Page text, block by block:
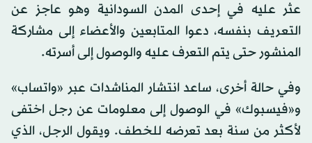
عثر عليه في إحدى المدن السودانية وهو عاجز عن
التعريف بنفسه، دعوا المتابعين والأعضاء إلى مشاركة
المنشور حتى يتم التعرف عليه والوصول إلى أسرته.
وفي حالة أخرى، ساعد انتشار المناشدات عبر «واتساب»
و«فيسبوك» في الوصول إلى معلومات عن رجل اختفى
لأكثر من سنة بعد تعرضه للخطف. ويقول الرجل، الذي